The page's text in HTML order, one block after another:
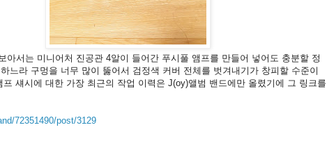
아서는 미니어처 진공관 4알이 들어간 푸시풀 앰프를 만들어 넣어도 충분할 정
느라 구멍을 너무 많이 뚫어서 검정색 커버 전체를 벗겨내기가 창피할 수준이
프 섀시에 대한 가장 최근의 작업 이력은 J(oy)앨범 밴드에만 올렸기에 그 링크를
72351490/post/3129